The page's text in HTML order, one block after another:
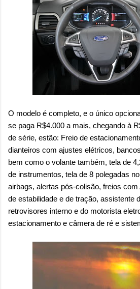
O modelo é completo, e o único
se paga R$4.000 a mais, chegando à
de série, estão: Freio de
dianteiros com ajustes elétricos,
bem como o volante também, tela de
de instrumentos, tela de 8 polegadas
airbags, alertas pós-colisão, freios
de estabilidade e de tração, assistente
retrovisores interno e do motorista
estacionamento e câmera de ré e